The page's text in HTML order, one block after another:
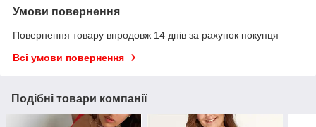
Умови повернення
Повернення товару впродовж 14 днів за рахунок покупця
Всі умови повернення
Подібні товари компанії